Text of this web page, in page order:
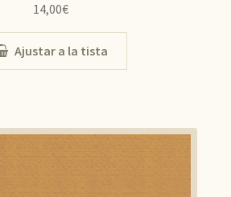
14,00€
Ajustar a la tista